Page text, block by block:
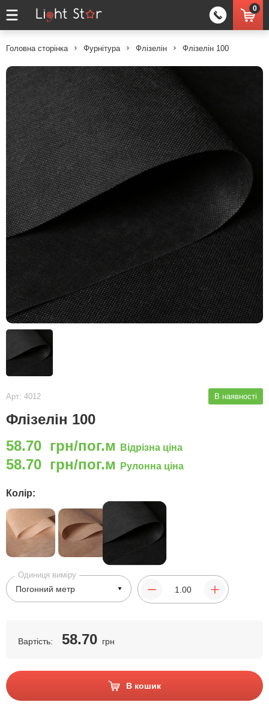
0
Головна сторінка Фурнітура Флізелін Флізелін 100
Арт: 4012 В наявності
Флізелін 100
58.70 грн/пог.м
Відрізна ціна
58.70 грн/пог.м Рулонна ціна
Колір:
Одиниця виміру
Вартість: 58.70 грн
В кошик